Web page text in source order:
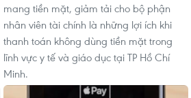
mang tiền mặt, giảm tải cho bộ phận
nhân viên tài chính là những lợi ích khi
thanh toán không dùng tiền mặt trong
lĩnh vực y tế và giáo dục tại TP Hồ Chí
Minh.